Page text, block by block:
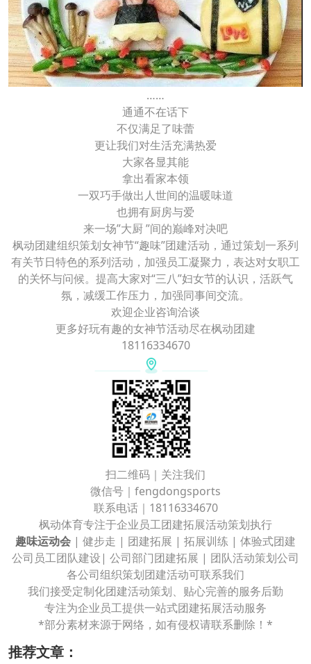
……
通通不在话下
不仅满足了味蕾
更让我们对生活充满热爱
大家各显其能
拿出看家本领
一双巧手做出人世间的温暖味道
也拥有厨房与爱
来一场”大厨 ”间的巅峰对决吧
枫动团建组织策划女神节“趣味”团建活动，通过策划一系列
有关节日特色的系列活动，加强员工凝聚力，表达对女职工
的关怀与问候。提高大家对“三八”妇女节的认识，活跃气
氛，减缓工作压力，加强同事间交流。
欢迎企业咨询洽谈
更多好玩有趣的女神节活动尽在枫动团建
18116334670
扫二维码｜关注我们
微信号｜fengdongsports
联系电话｜18116334670
枫动体育专注于企业员工团建拓展活动策划执行
趣味运动会 | 健步走 | 团建拓展 | 拓展训练 | 体验式团建
公司员工团队建设| 公司部门团建拓展 | 团队活动策划公司
各公司组织策划团建活动可联系我们
我们接受定制化团建活动策划、贴心完善的服务后勤
专注为企业员工提供一站式团建拓展活动服务
*部分素材来源于网络，如有侵权请联系删除！*
推荐文章：